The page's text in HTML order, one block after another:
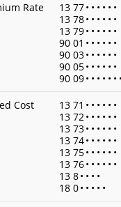
Rate
13 77• • • • • •
13 78• • • • • •
13 79• • • • • •
90 01 • • • • • •
90 03• • • • • •
90 05• • • • • •
90 09• • • • • •
Cost
13 71 • • • • • •
13 72• • • • • •
13 73• • • • • •
13 74• • • • • •
13 75• • • • • •
13 76• • • • • •
13 8• • • •
18 0• • • • •